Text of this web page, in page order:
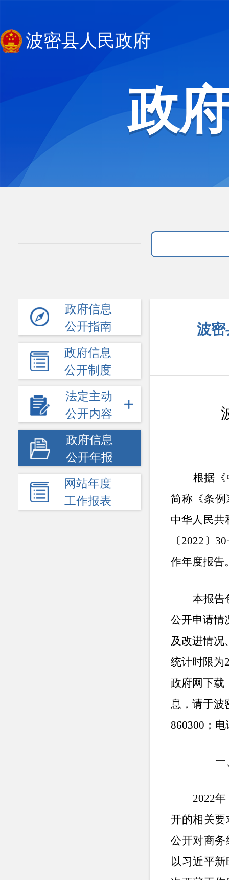
波密县人民政府
政
政府信息
公开指南
政府信息
公开制度
法定主动
公开内容
政府信息
公开年报
网站年度
工作报表
波密
根据
简称《条例
中华人民共
〔2022 〕 30
作年度报告
本报告
公开申请情
及改进情况
统计时限为
政府网下载
息，请于波
860300 ；
2022年
开的相关
公开对商
以习近平